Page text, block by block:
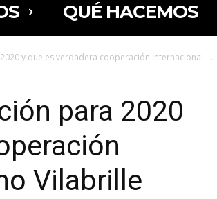
QUÉ HACEMOS
y que es verdadera cooperación internacional --...
para 2020
Vilabrille